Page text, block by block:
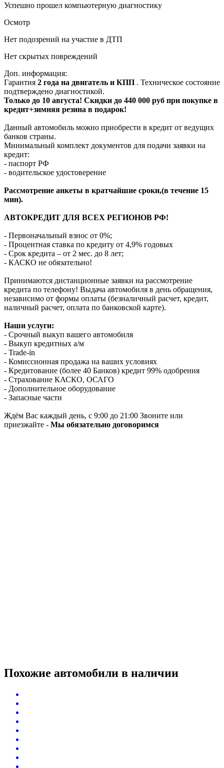
Успешно прошел компьютерную диагностику
Осмотр
Нет подозрений на участие в ДТП
Нет скрытых повреждений
Доп. информация:
Гарантия 2 года на двигатель и КПП . Техническое состояние
подтверждено диагностикой.
Только до 10 августа! Скидки до 440 000 руб при покупке в
кредит+зимняя резина в подарок!
Данный автомобиль можно приобрести в кредит от ведущих
банков страны.
Минимальный комплект документов для подачи заявки на
кредит:
- паспорт РФ
- водительское удостоверение
Рассмотрение анкеты в кратчайшие сроки,(в течение 15
мин).
АВТОКРЕДИТ ДЛЯ ВСЕХ РЕГИОНОВ РФ!
- Первоначальный взнос от 0%;
- Процентная ставка по кредиту от 4,9% годовых
- Срок кредита – от 2 мес. до 8 лет;
- КАСКО не обязательно!
Принимаются дистанционные заявки на рассмотрение
кредита по телефону! Выдача автомобиля в день обращения,
независимо от формы оплаты (безналичный расчет, кредит,
наличный расчет, оплата по банковской карте).
Наши услуги:
- Срочный выкуп вашего автомобиля
- Выкуп кредитных а/м
- Trade-in
- Комиссионная продажа на ваших условиях
- Кредитование (более 40 Банков) кредит 99% одобрения
- Страхование КАСКО, ОСАГО
- Дополнительное оборудование
- Запасные части
Ждём Вас каждый день, с 9:00 до 21:00 Звоните или
приезжайте - Мы обязательно договоримся
Похожие автомобили в наличии